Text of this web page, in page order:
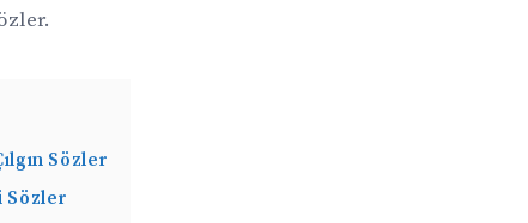
Sözler
Sözler